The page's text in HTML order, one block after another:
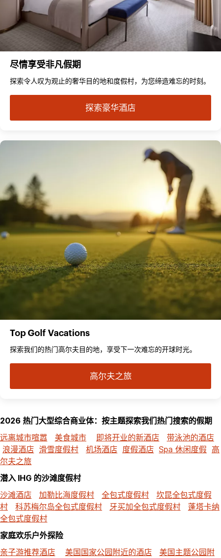
尽情享受非凡假期
探索令人叹为观止的奢华目的地和度假村，为您缔造难忘的时刻。
探索豪华酒店
Top Golf Vacations
探索我们的热门高尔夫目的地，享受下一次难忘的开球时光。
高尔夫之旅
2026 热门大型综合商业体：按主题探索我们热门搜索的假期
远离城市喧嚣
美食城市 即将开业的新酒店
带泳池的酒店
浪漫酒店 滑雪度假村 机场酒店 度假酒店 Spa 休闲度假 高
尔夫之旅
潜入 IHG 的沙滩度假村
沙滩酒店
加勒比海度假村 全包式度假村
坎昆全包式度假
村
科苏梅尔岛全包式度假村 牙买加全包式度假村
蓬塔卡纳
全包式度假村
家庭欢乐户外探险
亲子游推荐酒店
美国国家公园附近的酒店
美国主题公园附